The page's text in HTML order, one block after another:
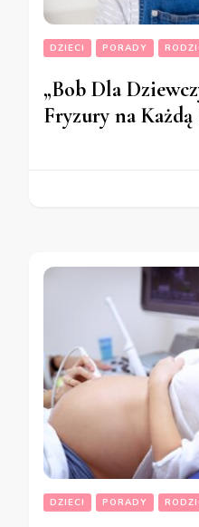
DZIECI PORADY
„Bob Dla
Fryzury na Każdą
DZIECI PORADY